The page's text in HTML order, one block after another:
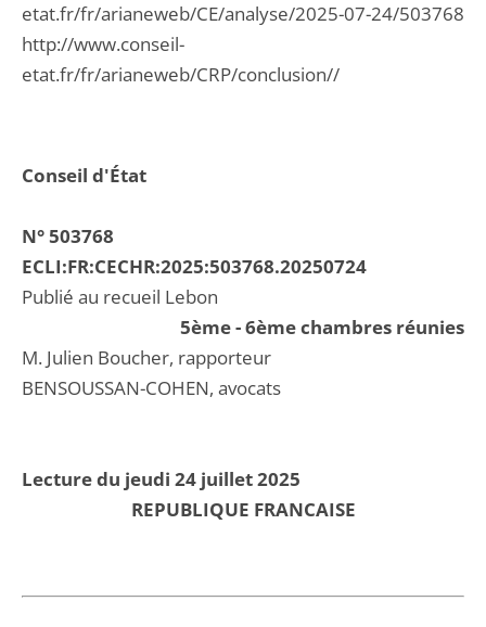
Conseil d'État
N° 503768
ECLI:FR:CECHR:2025:503768.20250724
Publié au recueil Lebon
5ème - 6ème chambres réunies
M. Julien Boucher, rapporteur
BENSOUSSAN-COHEN, avocats
Lecture du jeudi 24 juillet 2025
REPUBLIQUE FRANCAISE
etat.fr/fr/arianeweb/CE/analyse/2025-07-24/503768
http://www.conseil-
etat.fr/fr/arianeweb/CRP/conclusion//